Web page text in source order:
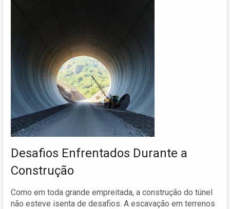
Desafios Enfrentados Durante a
Construção
Como em toda grande empreitada, a construção do túnel
não esteve isenta de desafios. A escavação em terrenos